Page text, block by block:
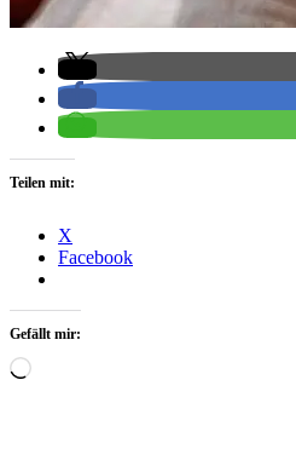
Teilen mit:
X
Facebook
Gefällt mir:
Wird